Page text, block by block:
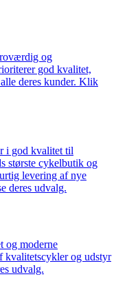
og
god kvalitet,
deres kunder. Klik
i god kvalitet til
største cykelbutik og
levering af nye
deres udvalg.
og moderne
kvalitetscykler og udstyr
udvalg.